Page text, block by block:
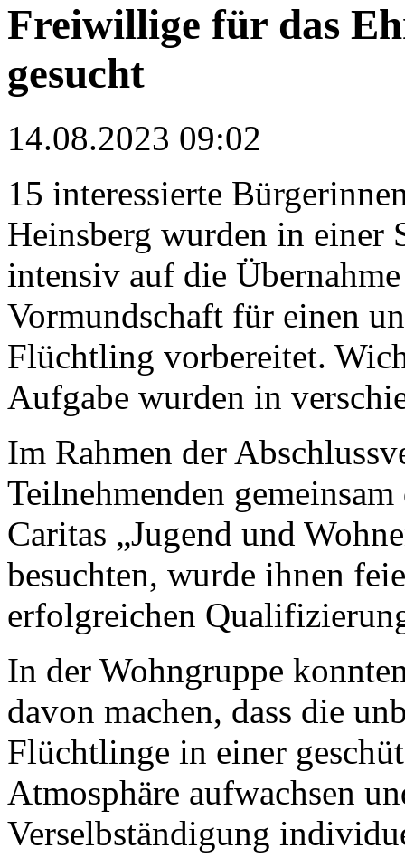
Freiwillige für das
gesucht
14.08.2023 09:02
15 interessierte
Heinsberg wurden in
intensiv auf die
Vormundschaft für einen
Flüchtling vorbereitet.
Aufgabe wurden in
Im Rahmen der
Teilnehmenden
Caritas „Jugend und
besuchten, wurde ihnen
erfolgreichen
In der Wohngruppe
davon machen, dass die
Flüchtlinge in einer
Atmosphäre aufwachsen
Verselbständigung